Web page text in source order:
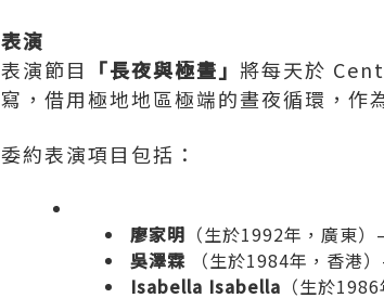
表演
表演節目
「長夜與極晝」 將每天於
寫，借用極地地區極端的晝夜循環，作
委約表演項目包括：
廖家明 （生於1992年，廣東
吳澤霖
（生於1984年，香港
Isabella Isabella （生於